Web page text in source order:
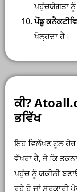
ਪਹੁੰਚਯੋਗਤਾ ਨੂੰ
ਪੇਂਡੂ
ਖੋਲ੍ਹਦਾ ਹੈ।
ਕੀ?
ਭਵਿੱਖ
ਇਹ ਵਿਲੱਖਣ ਟੂਲ ਹੋਰ
ਵੱਖਰਾ ਹੈ, ਜੋ ਕਿ
ਪਹੁੰਚ ਨੂੰ ਯਕੀਨੀ
ਰਹੇ ਹੋ ਜਾਂ ਸਰਕਾਰੀ